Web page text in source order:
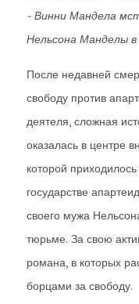
- Винни Мандела
Нельсона Манделы в
После недавней
свободу против
деятеля, сложная
оказалась в центре
которой
государстве
своего мужа
тюрьме. За свою
романа, в которых
борцами за свободу.